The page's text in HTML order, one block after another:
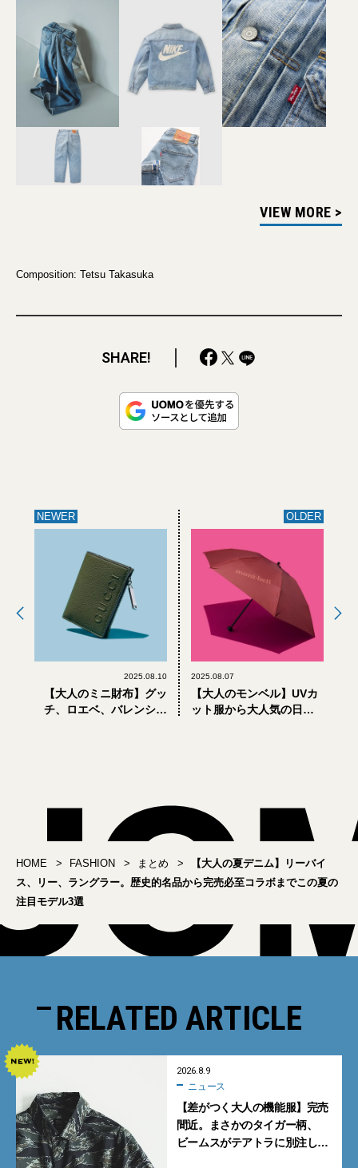
VIEW MORE >
Composition: Tetsu Takasuka
SHARE!
NEWER
2025.08.10
【大人のミニ財布】グッ
チ、ロエベ、バレンシア
OLDER
2025.08.07
【大人のモンベル】UVカ
ット服から大人気の日傘
HOME FASHION まとめ
【大人の夏デニム】リーバイ
ス、リー、ラングラー。歴史的名品から完売必至コラボまでこの夏の
注目モデル3選
RELATED ARTICLE
2026.8.9
ニュース
【差がつく大人の機能服】完売
間近。まさかのタイガー柄、
ビームスがテアトラに別注した